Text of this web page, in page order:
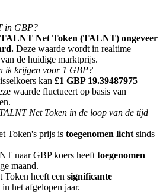
contante beloningen te ontvangen
in GBP?
Net Token (TALNT) ongeveer
Deze waarde wordt in realtime
de huidige marktprijs.
ik krijgen voor 1 GBP?
kan £1 GBP 19.39487975
waarde fluctueert op basis van
Net Token in de loop van de tijd
Token's prijs is toegenomen licht sinds
naar GBP koers heeft toegenomen
maand.
heeft een significante
in het afgelopen jaar.